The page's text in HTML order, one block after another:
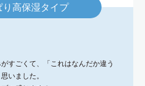
高保湿タイプ
すごくて、「これはなんだか違う
いました。